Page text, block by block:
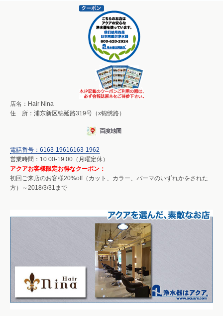
店名：Hair Nina
住 所：浦东新区锦延路319号（x锦绣路）
電話番号： 6163-19616163-1962
営業時間：10:00-19:00（月曜定休）
アクアお客様限定お得なクーポン：
初回ご来店のお客様20%off（カット、カラー、パーマのいずれかをされた
方）～2018/3/31まで